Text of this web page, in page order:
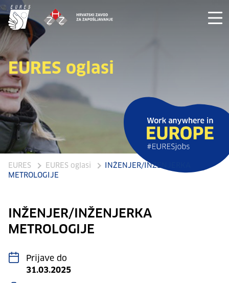
EURES oglasi
EURES EURES oglasi
INŽENJER/INŽENJERKA
METROLOGIJE
INŽENJER/INŽENJERKA
METROLOGIJE
Prijave do
31.03.2025